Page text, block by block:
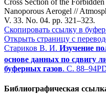
Nanoporous Aerogel //
V. 33. No. 04. pp. 321–323.
Скопировать ссылку в
Открыть страницу с
Стариков В. И. Изучение
основе данных по сдвигу
буферных газов. С. 88–94
Библиографическая